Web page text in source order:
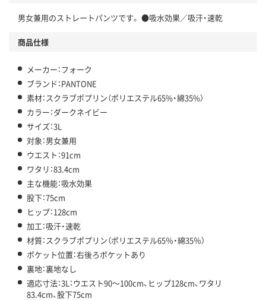
男女兼用のストレートパンツです。 ●吸水効果／吸汗・速乾
商品仕様
メーカー：フォーク
ブランド：PANTONE
素材：スクラブポプリン（ポリエステル65%・綿35%）
カラー：ダークネイビー
サイズ：3L
対象：男女兼用
ウエスト：91cm
ワタリ：83.4cm
主な機能：吸水効果
股下：75cm
ヒップ：128cm
加工：吸汗・速乾
材質：スクラブポプリン（ポリエステル65％・綿35％）
ポケット位置：右後ろポケットあり
裏地：裏地なし
適応寸法：3L：ウエスト90～100cm、ヒップ128cm、ワタリ
83.4cm、股下75cm